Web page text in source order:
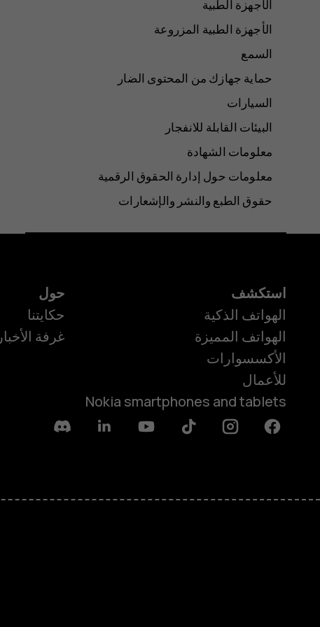
الأجهزة الطبية
الأجهزة الطبية المزروعة
السمع
حماية جهازك من المحتوى الضار
السيارات
البيئات القابلة للانفجار
معلومات الشهادة
معلومات حول إدارة الحقوق الرقمية
حقوق الطبع والنشر والإشعارات
استكشف
الهواتف الذكية
الهواتف المميزة
الأكسسوارات
للأعمال
Nokia smartphones and tablets
حول
حكايتنا
غرفة الأخبار
Facebook
Instagram
Tiktok
Youtube
Linkedin
Discord